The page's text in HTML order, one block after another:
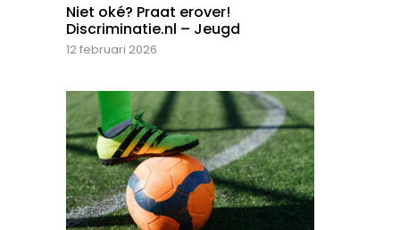
Niet oké? Praat erover!
Discriminatie.nl – Jeugd
12 februari 2026